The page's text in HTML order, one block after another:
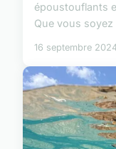
époustouflants
Que vous soyez
16 septembre